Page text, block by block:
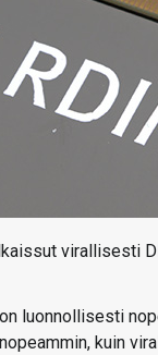
virallisesti
luonnollisesti
kuin